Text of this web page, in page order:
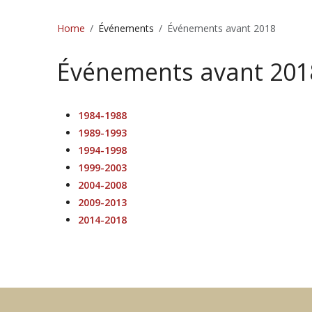
Home Événements Événements avant 2018
Événements avant
1984-1988
1989-1993
1994-1998
1999-2003
2004-2008
2009-2013
2014-2018